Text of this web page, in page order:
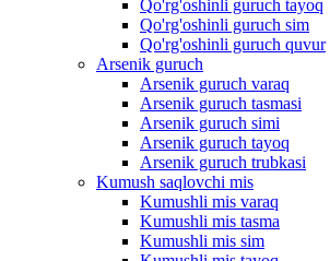
Qo'rg'oshinli guruch tayoq
Qo'rg'oshinli guruch sim
Qo'rg'oshinli guruch quvur
Arsenik guruch
Arsenik guruch varaq
Arsenik guruch tasmasi
Arsenik guruch simi
Arsenik guruch tayoq
Arsenik guruch trubkasi
Kumush saqlovchi mis
Kumushli mis varaq
Kumushli mis tasma
Kumushli mis sim